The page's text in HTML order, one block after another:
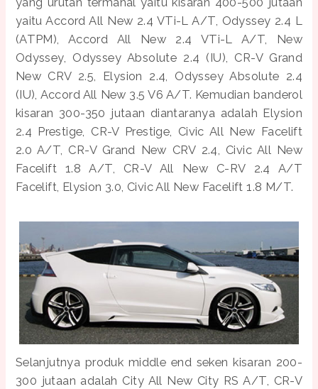
yaitu Accord All New 2.4 VTi-L A/T, Odyssey 2.4 L
(ATPM), Accord All New 2.4 VTi-L A/T, New
Odyssey, Odyssey Absolute 2.4 (IU), CR-V Grand
New CRV 2.5, Elysion 2.4, Odyssey Absolute 2.4
(IU), Accord All New 3.5 V6 A/T. Kemudian banderol
kisaran 300-350 jutaan diantaranya adalah Elysion
2.4 Prestige, CR-V Prestige, Civic All New Facelift
2.0 A/T, CR-V Grand New CRV 2.4, Civic All New
Facelift 1.8 A/T, CR-V All New C-RV 2.4 A/T
Facelift, Elysion 3.0, Civic All New Facelift 1.8 M/T.
Selanjutnya produk middle end seken kisaran 200-
300 jutaan adalah City All New City RS A/T, CR-V